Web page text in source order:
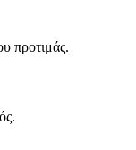
προτιμάς.